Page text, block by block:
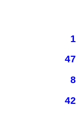
1
47
8
42